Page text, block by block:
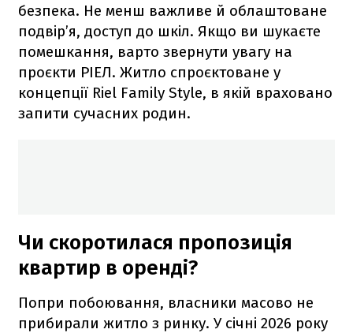
безпека. Не менш важливе й облаштоване
подвір’я, доступ до шкіл. Якщо ви шукаєте
помешкання, варто звернути увагу на
проєкти РІЕЛ. Житло спроєктоване у
концепції Riel Family Style, в якій враховано
запити сучасних родин.
Чи скоротилася пропозиція
квартир в оренді?
Попри побоювання, власники масово не
прибирали житло з ринку. У січні 2026 року